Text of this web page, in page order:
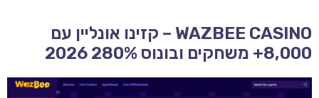
WAZBEE CASINO – קזינו אונליין עם
8,000+ משחקים ובונוס 280% 2026